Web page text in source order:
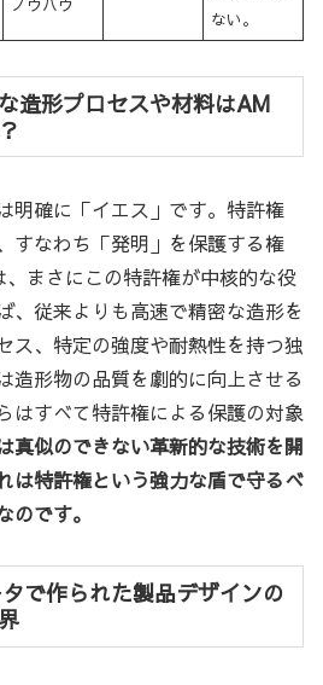
ノウハウ
ない。
造形プロセスや材料はAM
明確に「イエス」です。特許権
すなわち「発明」を保護する権
まさにこの特許権が中核的な役
、従来よりも高速で精密な造形を
ス、特定の強度や耐熱性を持つ独
造形物の品質を劇的に向上させる
はすべて特許権による保護の対象
真似のできない革新的な技術を開
は特許権という強力な盾で守るべ
のです。
タで作られた製品デザインの